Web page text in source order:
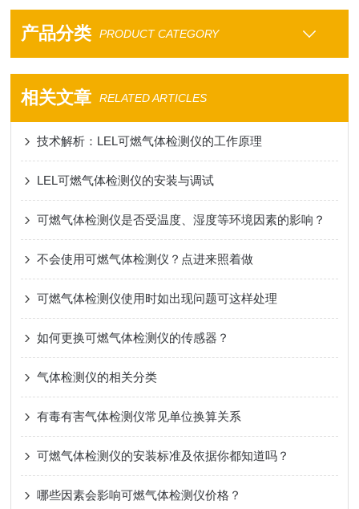
产品分类 PRODUCT CATEGORY
相关文章 RELATED ARTICLES
技术解析：LEL可燃气体检测仪的工作原理
LEL可燃气体检测仪的安装与调试
可燃气体检测仪是否受温度、湿度等环境因素的影响？
不会使用可燃气体检测仪？点进来照着做
可燃气体检测仪使用时如出现问题可这样处理
如何更换可燃气体检测仪的传感器？
气体检测仪的相关分类
有毒有害气体检测仪常见单位换算关系
可燃气体检测仪的安装标准及依据你都知道吗？
哪些因素会影响可燃气体检测仪价格？